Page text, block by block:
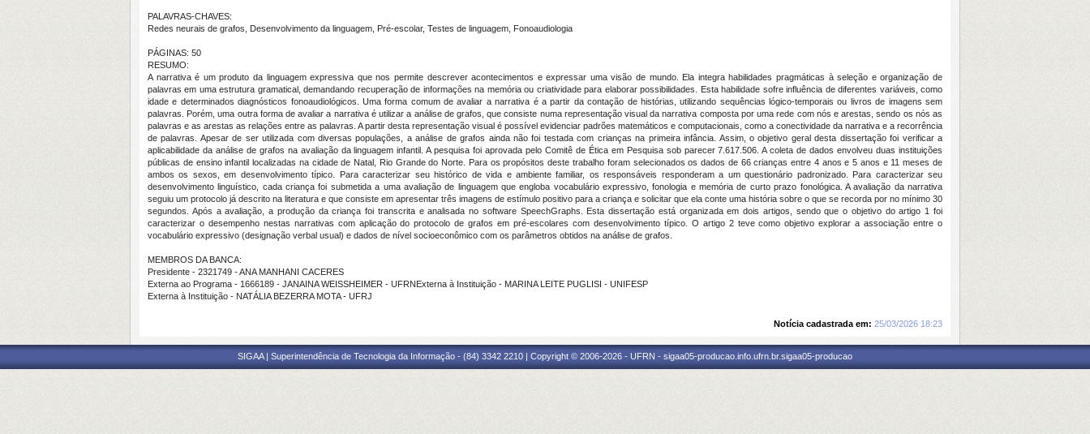
PALAVRAS-CHAVES:
Redes neurais de grafos, Desenvolvimento da linguagem, Pré-escolar, Testes de linguagem, Fonoaudiologia
PÁGINAS: 50
RESUMO:
A narrativa é um produto da linguagem expressiva que nos permite descrever acontecimentos e expressar uma visão de mundo. Ela integra habilidades pragmáticas à seleção e organização de
palavras em uma estrutura gramatical, demandando recuperação de informações na memória ou criatividade para elaborar possibilidades. Esta habilidade sofre influência de diferentes variáveis, como
idade e determinados diagnósticos fonoaudiológicos. Uma forma comum de avaliar a narrativa é a partir da contação de histórias, utilizando sequências lógico-temporais ou livros de imagens sem
palavras. Porém, uma outra forma de avaliar a narrativa é utilizar a análise de grafos, que consiste numa representação visual da narrativa composta por uma rede com nós e arestas, sendo os nós as
palavras e as arestas as relações entre as palavras. A partir desta representação visual é possível evidenciar padrões matemáticos e computacionais, como a conectividade da narrativa e a recorrência
de palavras. Apesar de ser utilizada com diversas populações, a análise de grafos ainda não foi testada com crianças na primeira infância. Assim, o objetivo geral desta dissertação foi verificar a
aplicabilidade da análise de grafos na avaliação da linguagem infantil. A pesquisa foi aprovada pelo Comitê de Ética em Pesquisa sob parecer 7.617.506. A coleta de dados envolveu duas instituições
públicas de ensino infantil localizadas na cidade de Natal, Rio Grande do Norte. Para os propósitos deste trabalho foram selecionados os dados de 66 crianças entre 4 anos e 5 anos e 11 meses de
ambos os sexos, em desenvolvimento típico. Para caracterizar seu histórico de vida e ambiente familiar, os responsáveis responderam a um questionário padronizado. Para caracterizar seu
desenvolvimento linguístico, cada criança foi submetida a uma avaliação de linguagem que engloba vocabulário expressivo, fonologia e memória de curto prazo fonológica. A avaliação da narrativa
seguiu um protocolo já descrito na literatura e que consiste em apresentar três imagens de estímulo positivo para a criança e solicitar que ela conte uma história sobre o que se recorda por no mínimo 30
segundos. Após a avaliação, a produção da criança foi transcrita e analisada no software SpeechGraphs. Esta dissertação está organizada em dois artigos, sendo que o objetivo do artigo 1 foi
caracterizar o desempenho nestas narrativas com aplicação do protocolo de grafos em pré-escolares com desenvolvimento típico. O artigo 2 teve como objetivo explorar a associação entre o
vocabulário expressivo (designação verbal usual) e dados de nível socioeconômico com os parâmetros obtidos na análise de grafos.
MEMBROS DA BANCA:
Presidente - 2321749 - ANA MANHANI CACERES
Externa ao Programa - 1666189 - JANAINA WEISSHEIMER - UFRNExterna à Instituição - MARINA LEITE PUGLISI - UNIFESP
Externa à Instituição - NATÁLIA BEZERRA MOTA - UFRJ
Notícia cadastrada em: 25/03/2026 18:23
SIGAA | Superintendência de Tecnologia da Informação - (84) 3342 2210 | Copyright © 2006-2026 - UFRN - sigaa05-producao.info.ufrn.br.sigaa05-producao